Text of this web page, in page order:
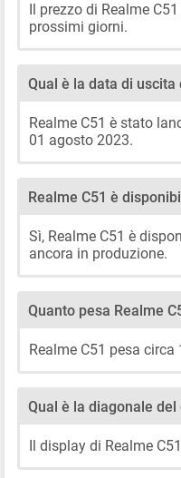
Il prezzo di Realme
prossimi giorni.
Qual è la data di uscita
Realme C51 è stato
01 agosto 2023.
Realme C51 è
Sì, Realme C51 è
ancora in produzione.
Quanto pesa Realme
Realme C51 pesa
Qual è la diagonale
Il display di Realme